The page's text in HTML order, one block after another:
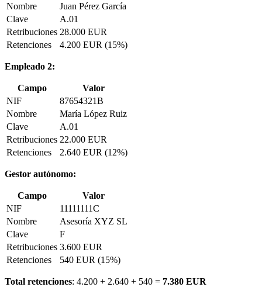
Nombre
Juan Pérez García
Clave
A.01
Retribuciones 28.000 EUR
Retenciones
4.200 EUR (15%)
Empleado 2:
Campo
Valor
NIF
87654321B
Nombre
María López Ruiz
Clave
A.01
Retribuciones 22.000 EUR
Retenciones
2.640 EUR (12%)
Gestor autónomo:
Campo
Valor
NIF
11111111C
Nombre
Asesoría XYZ SL
Clave
F
Retribuciones 3.600 EUR
Retenciones
540 EUR (15%)
Total retenciones: 4.200 + 2.640 + 540 = 7.380 EUR